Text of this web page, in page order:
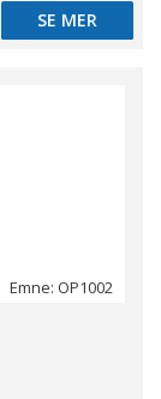
SE MER
SE MER
Emne: OP1002